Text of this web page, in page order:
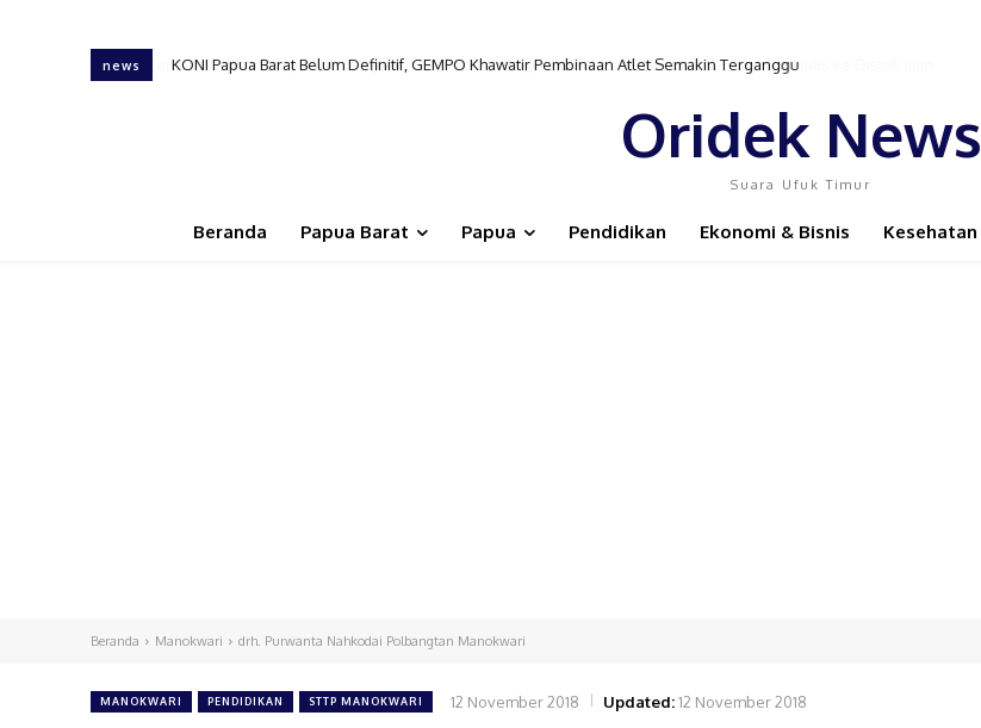
news KONI Papua Barat Belum Definitif, GEMPO Khawatir Pembinaan Atlet Semakin Terganggu
Oridek News
Suara Ufuk Timur
Beranda Papua Barat Papua Pendidikan Ekonomi & Bisnis Kesehatan
Beranda Manokwari drh. Purwanta Nahkodai Polbangtan Manokwari
MANOKWARI PENDIDIKAN STTP MANOKWARI 12 November 2018 Updated:12 November 2018